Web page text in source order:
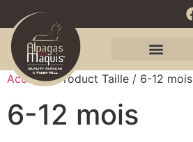
Accueil/ Product Taille / 6-12 mois
6-12 mois